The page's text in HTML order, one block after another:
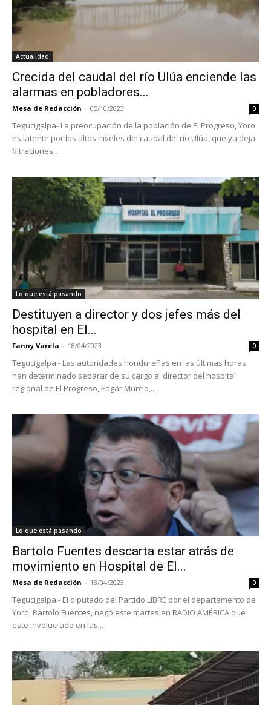
Actualidad
Crecida del caudal del río Ulúa enciende las
alarmas en pobladores...
Mesa de Redacción - 05/10/2023 0
Tegucigalpa- La preocupación de la población de El Progreso, Yoro
es latente por los altos niveles del caudal del río Ulúa, que ya deja
filtraciones...
Lo que está pasando
Destituyen a director y dos jefes más del
hospital en El...
Fanny Varela - 18/04/2023 0
Tegucigalpa.- Las autoridades hondureñas en las últimas horas
han determinado separar de su cargo al director del hospital
regional de El Progreso, Edgar Murcia,...
Lo que está pasando
Bartolo Fuentes descarta estar atrás de
movimiento en Hospital de El...
Mesa de Redacción - 18/04/2023 0
Tegucigalpa.- El diputado del Partido LIBRE por el departamento de
Yoro, Bartolo Fuentes, negó este martes en RADIO AMÉRICA que
este involucrado en las...